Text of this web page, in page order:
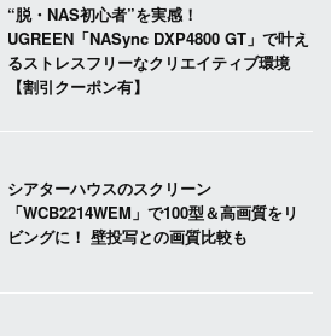
“脱・NAS初心者”を実感！
UGREEN「NASync DXP4800 GT」で叶え
るストレスフリーなクリエイティブ環境
【割引クーポン有】
シアターハウスのスクリーン
「WCB2214WEM」で100型＆高画質をリ
ビングに！ 壁投写との画質比較も